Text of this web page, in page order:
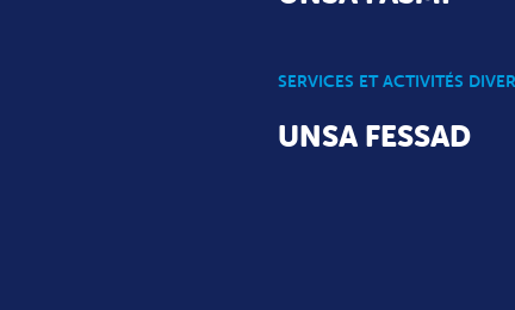
SERVICES ET ACTIVITÉS
UNSA FESSAD